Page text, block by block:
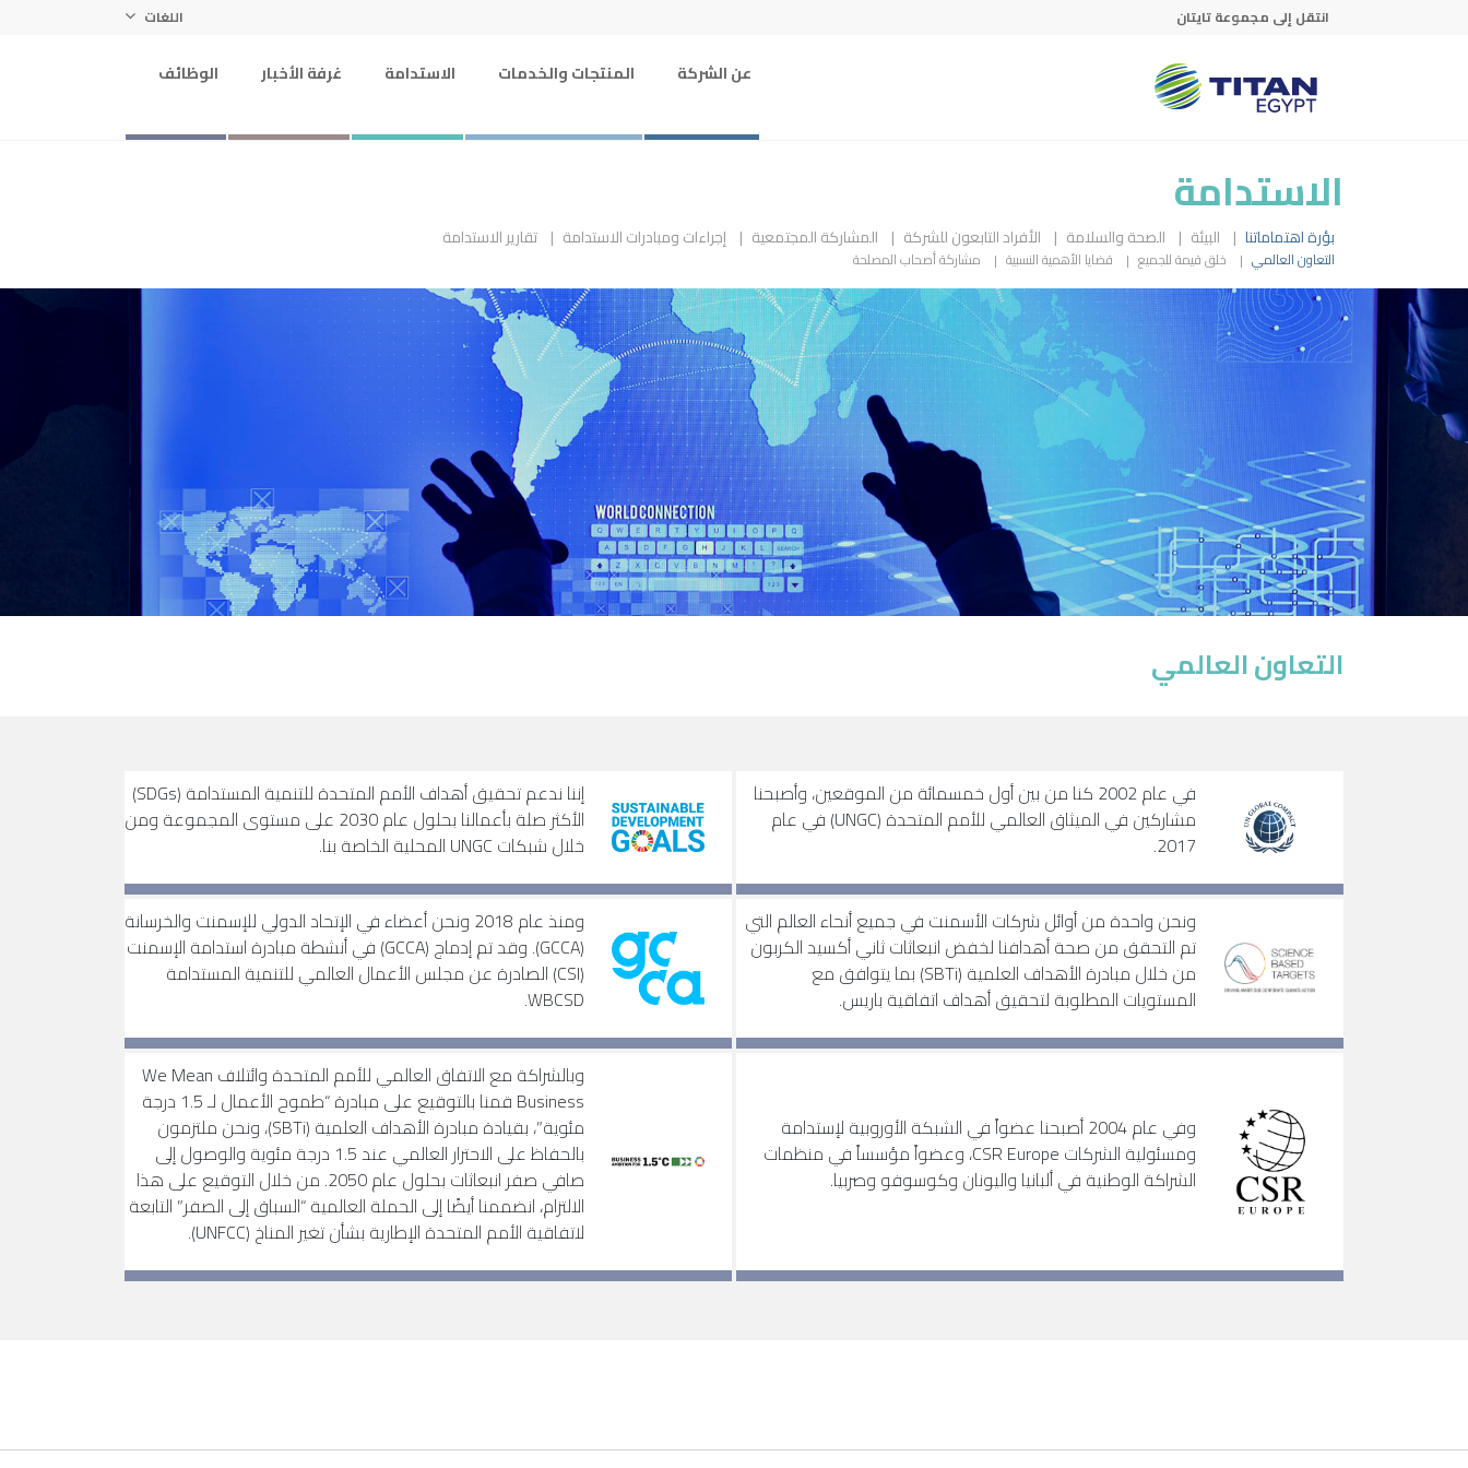
Skip to main contentانتقل إلى مجموعة تايتان اللغات
عن الشركة المنتجات والخدمات الاستدامة غرفة الأخبار الوظائف
الاستدامة
بؤرة اهتماماتنا البيئة الصحة والسلامة الأفراد التابعون للشركة المشاركة المجتمعية إجراءات ومبادرات الاستدامة تقارير الاستدامة
التعاون العالمي خلق قيمة للجميع قضايا الأهمية النسبية مشاركة أصحاب المصلحة
التعاون العالمي
في عام 2002 كنا من بين أول خمسمائة من الموقعين، وأصبحنا
مشاركين في الميثاق العالمي للأمم المتحدة (UNGC) في عام
2017.
إننا ندعم تحقيق أهداف الأمم المتحدة للتنمية المستدامة (SDGs)
الأكثر صلة بأعمالنا بحلول عام 2030 على مستوى المجموعة ومن
خلال شبكات UNGC المحلية الخاصة بنا.
ونحن واحدة من أوائل شركات الأسمنت في جميع أنحاء العالم التي
تم التحقق من صحة أهدافنا لخفض انبعاثات ثاني أكسيد الكربون
من خلال مبادرة الأهداف العلمية (SBTi) بما يتوافق مع
المستويات المطلوبة لتحقيق أهداف اتفاقية باريس.
ومنذ عام 2018 ونحن أعضاء في الإتحاد الدولي للإسمنت والخرسانة
(GCCA). وقد تم إدماج (GCCA) في أنشطة مبادرة استدامة الإسمنت
(CSI) الصادرة عن مجلس الأعمال العالمي للتنمية المستدامة
WBCSD.
وفي عام 2004 أصبحنا عضواً في الشبكة الأوروبية لإستدامة
ومسئولية الشركات CSR Europe، وعضواً مؤسساً في منظمات
الشراكة الوطنية في ألبانيا واليونان وكوسوفو وصربيا.
وبالشراكة مع الاتفاق العالمي للأمم المتحدة وائتلاف We Mean
Business قمنا بالتوقيع على مبادرة “طموح الأعمال لـ 1.5 درجة
مئوية”، بقيادة مبادرة الأهداف العلمية (SBTi)، ونحن ملتزمون
بالحفاظ على الاحترار العالمي عند 1.5 درجة مئوية والوصول إلى
صافي صفر انبعاثات بحلول عام 2050. من خلال التوقيع على هذا
الالتزام، انضممنا أيضًا إلى الحملة العالمية “السباق إلى الصفر” التابعة
لاتفاقية الأمم المتحدة الإطارية بشأن تغير المناخ (UNFCC).